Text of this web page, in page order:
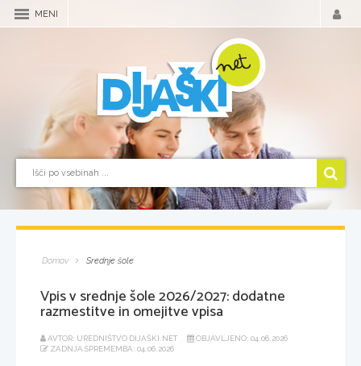
MENI
Domov Srednje šole
Vpis v srednje šole 2026/2027: dodatne
razmestitve in omejitve vpisa
AVTOR: UREDNIŠTVO DIJAŠKI.NET
OBJAVLJENO: 04.06.2026
ZADNJA SPREMEMBA: 04.06.2026